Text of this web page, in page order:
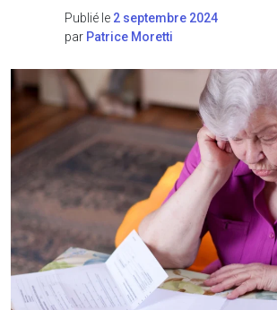
Publié le 2 septembre 2024
par Patrice Moretti